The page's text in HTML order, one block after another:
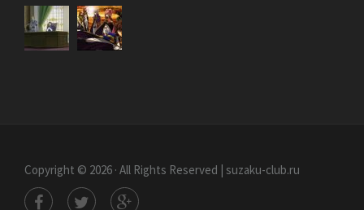
Copyright © 2026 · All Rights Reserved | suzaku-club.ru